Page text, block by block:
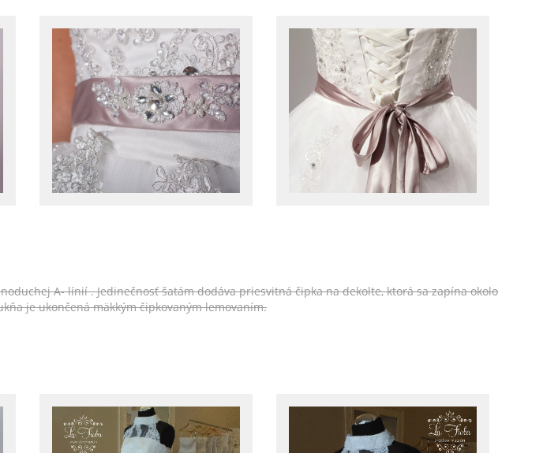
A- línií . Jedinečnosť šatám dodáva priesvitná čipka na dekolte, ktorá sa zapína okolo
je ukončená mäkkým čipkovaným lemovaním.